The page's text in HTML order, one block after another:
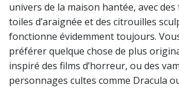
univers de la maison hantée, avec
toiles d’araignée et des citrouilles
fonctionne évidemment toujours.
préférer quelque chose de plus
inspiré des films d’horreur, ou des
personnages cultes comme Dracula